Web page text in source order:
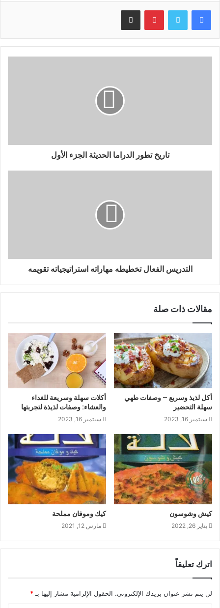
بينتيريست
تاريخ تطور الدراما الحديثة الجزء الأول
التدريس الفعال تخطيطه مهاراته استراتيجياته تقويمه
مقالات ذات صلة
أكل لذيذ وسريع – وصفات طهي
سهلة التحضير
سبتمبر 16, 2023
أكلات سهلة وسريعة للغداء
والعشاء: وصفات لذيذة لتجربتها
سبتمبر 16, 2023
كيش وشوسون
يناير 26, 2022
كيك وموفان مملحة
مارس 12, 2021
اترك تعليقاً
لن يتم نشر عنوان بريدك الإلكتروني. الحقول الإلزامية مشار إليها بـ *